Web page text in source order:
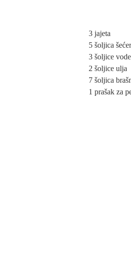
3 jajeta
5 šoljica
3 šoljice vode
2 šoljice ulja
7 šoljica
1 prašak za